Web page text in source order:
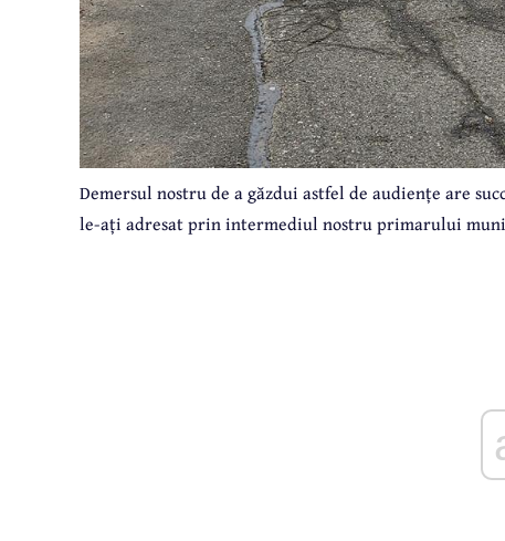
Demersul nostru de a găzdui astfel de audiențe are
le-ați adresat prin intermediul nostru primarului